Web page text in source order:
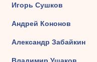
Игорь Сушков
Андрей Кононов
Александр Забайкин